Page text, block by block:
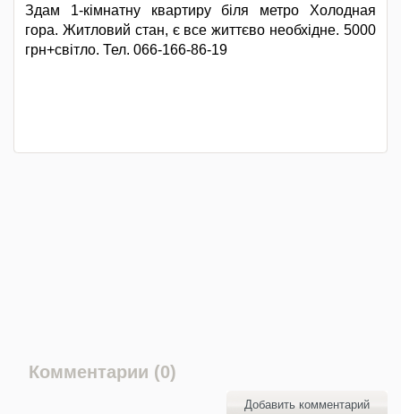
Здам 1-кімнатну квартиру біля метро Холодная
гора. Житловий стан, є все життєво необхідне. 5000
грн+світло. Тел. 066-166-86-19
Комментарии (0)
Добавить комментарий